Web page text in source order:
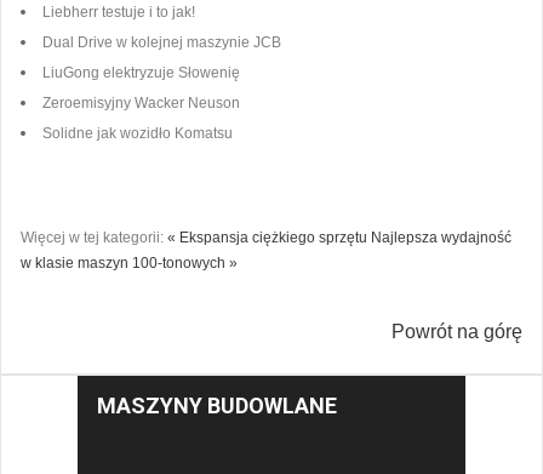
Liebherr testuje i to jak!
Dual Drive w kolejnej maszynie JCB
LiuGong elektryzuje Słowenię
Zeroemisyjny Wacker Neuson
Solidne jak wozidło Komatsu
Więcej w tej kategorii: « Ekspansja ciężkiego sprzętu Najlepsza wydajność
w klasie maszyn 100-tonowych »
Powrót na górę
MASZYNY BUDOWLANE